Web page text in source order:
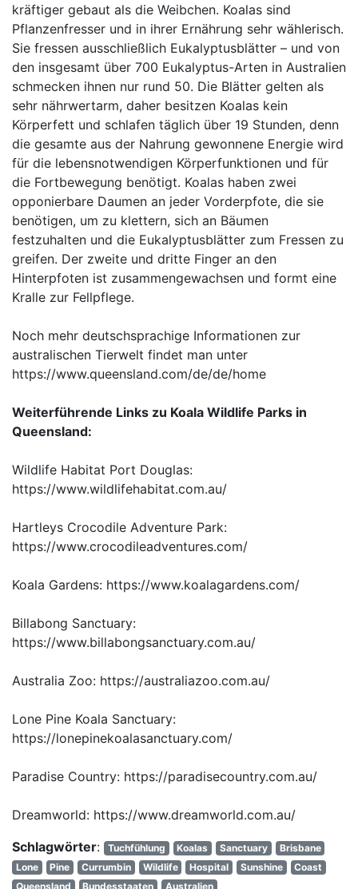
kräftiger gebaut als die Weibchen. Koalas sind
Pflanzenfresser und in ihrer Ernährung sehr wählerisch.
Sie fressen ausschließlich Eukalyptusblätter – und von
den insgesamt über 700 Eukalyptus-Arten in Australien
schmecken ihnen nur rund 50. Die Blätter gelten als
sehr nährwertarm, daher besitzen Koalas kein
Körperfett und schlafen täglich über 19 Stunden, denn
die gesamte aus der Nahrung gewonnene Energie wird
für die lebensnotwendigen Körperfunktionen und für
die Fortbewegung benötigt. Koalas haben zwei
opponierbare Daumen an jeder Vorderpfote, die sie
benötigen, um zu klettern, sich an Bäumen
festzuhalten und die Eukalyptusblätter zum Fressen zu
greifen. Der zweite und dritte Finger an den
Hinterpfoten ist zusammengewachsen und formt eine
Kralle zur Fellpflege.
Noch mehr deutschsprachige Informationen zur
australischen Tierwelt findet man unter
https://www.queensland.com/de/de/home
Weiterführende Links zu Koala Wildlife Parks in
Queensland:
Wildlife Habitat Port Douglas:
https://www.wildlifehabitat.com.au/
Hartleys Crocodile Adventure Park:
https://www.crocodileadventures.com/
Koala Gardens: https://www.koalagardens.com/
Billabong Sanctuary:
https://www.billabongsanctuary.com.au/
Australia Zoo: https://australiazoo.com.au/
Lone Pine Koala Sanctuary:
https://lonepinekoalasanctuary.com/
Paradise Country: https://paradisecountry.com.au/
Dreamworld: https://www.dreamworld.com.au/
Schlagwörter: Tuchfühlung Koalas Sanctuary
Brisbane
Lone
Pine Currumbin Wildlife Hospital Sunshine
Coast
Queensland
Bundesstaaten Australien